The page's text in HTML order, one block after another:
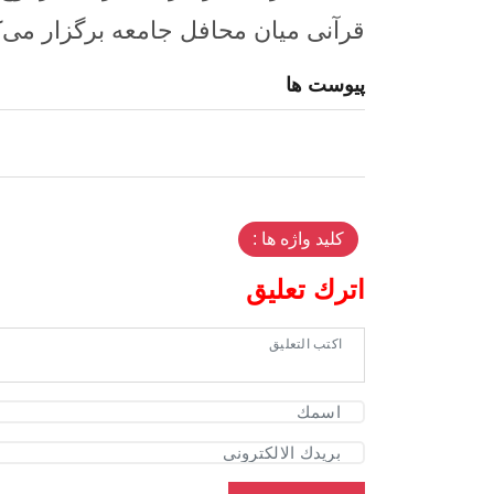
قرآنی میان محافل جامعه برگزار
پیوست ها
کلید واژه ها :
اترك تعليق